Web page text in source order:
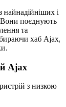
і
Вони поєднують
та
хаб Ajax,
Ajax
з низкою